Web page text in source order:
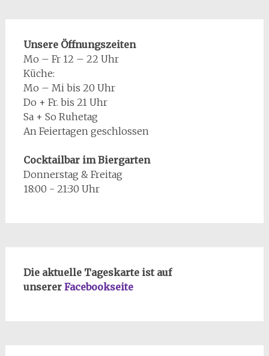
Unsere Öffnungszeiten
Mo – Fr 12 – 22 Uhr
Küche:
Mo – Mi bis 20 Uhr
Do + Fr. bis 21 Uhr
Sa + So Ruhetag
An Feiertagen geschlossen
Cocktailbar im Biergarten
Donnerstag & Freitag
18:00 - 21:30 Uhr
Die aktuelle Tageskarte ist auf
unserer Facebookseite